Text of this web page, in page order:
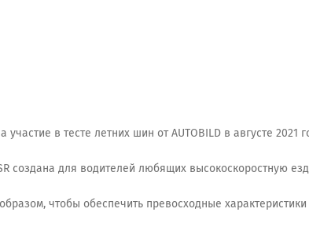
участие в тесте летних шин от AUTOBILD в августе 2021
создана для водителей любящих высокоскоростную
чтобы обеспечить превосходные